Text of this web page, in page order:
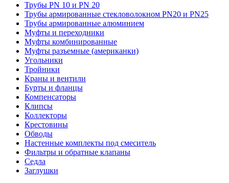
Трубы PN 10 и PN 20
Трубы армированные стекловолокном PN20 и PN25
Трубы армированные алюминием
Муфты и переходники
Муфты комбинированные
Муфты разъемные (американки)
Угольники
Тройники
Краны и вентили
Бурты и фланцы
Компенсаторы
Клипсы
Коллекторы
Крестовины
Обводы
Настенные комплекты под смеситель
Фильтры и обратные клапаны
Седла
Заглушки